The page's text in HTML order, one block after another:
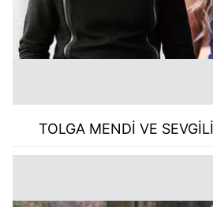
TOLGA MENDİ VE